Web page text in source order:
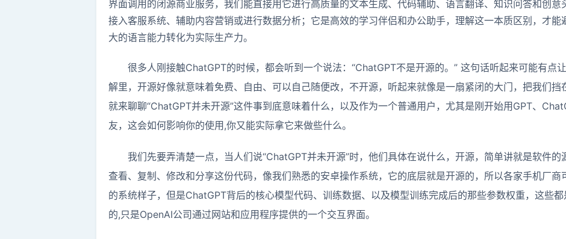
界面调用的闭源商业服务，我们能直接用它进行高质量的文本生成、代码辅助、语言翻译、知识问答和创
接入客服系统、辅助内容营销或进行数据分析；它是高效的学习伴侣和办公助手，理解这一本质区别，才能
大的语言能力转化为实际生产力。
很多人刚接触ChatGPT的时候，都会听到一个说法：“ChatGPT不是开源的。” 这句话听起来可能有点
解里，开源好像就意味着免费、自由、可以自己随便改，不开源，听起来就像是一扇紧闭的大门，把我们挡
就来聊聊“ChatGPT并未开源”这件事到底意味着什么，以及作为一个普通用户，尤其是刚开始用GPT、
友，这会如何影响你的使用,你又能实际拿它来做些什么。
我们先要弄清楚一点，当人们说“ChatGPT并未开源”时，他们具体在说什么，开源，简单讲就是软件
查看、复制、修改和分享这份代码，像我们熟悉的安卓操作系统，它的底层就是开源的，所以各家手机厂
的系统样子，但是ChatGPT背后的核心模型代码、训练数据、以及模型训练完成后的那些参数权重，这些
的,只是OpenAI公司通过网站和应用程序提供的一个交互界面。